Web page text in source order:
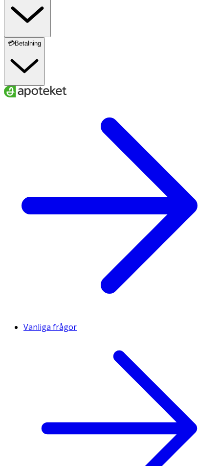
💳Betalning
Vanliga frågor